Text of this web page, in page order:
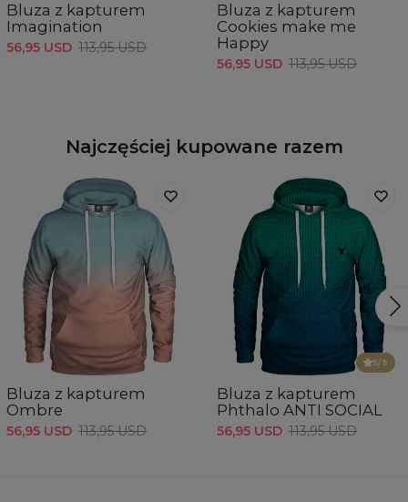
Bluza z kapturem
Imagination
56,95 USD 113,95 USD
Bluza z kapturem
Cookies make me
Happy
56,95 USD 113,95 USD
Najczęściej kupowane razem
Bluza z kapturem
Ombre
56,95 USD 113,95 USD
5/5
Bluza z kapturem
Phthalo ANTI SOCIAL
56,95 USD 113,95 USD